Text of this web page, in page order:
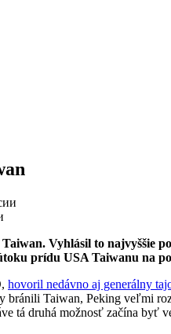
Vyhlásil to najvyššie
prídu USA Taiwanu na
hovoril nedávno aj generálny
bránili Taiwan, Peking veľmi
tá druhá možnosť začína